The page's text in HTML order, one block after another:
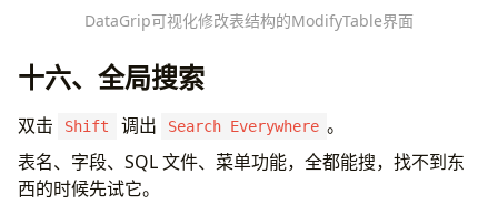
DataGrip可视化修改表结构的ModifyTable界面
十六、全局搜索
双击 Shift 调出 Search Everywhere 。
表名、字段、SQL 文件、菜单功能，全都能搜，找不到东
西的时候先试它。